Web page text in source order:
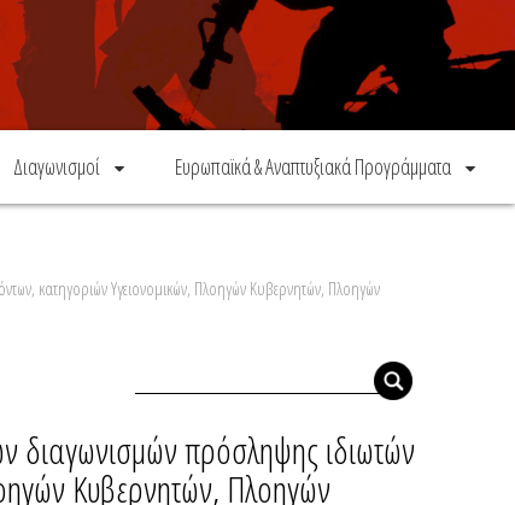
Διαγωνισμοί Ευρωπαϊκά & Αναπτυξιακά Προγράμματα
κατηγοριών Υγειονομικών, Πλοηγών Κυβερνητών, Πλοηγών
διαγωνισμών πρόσληψης ιδιωτών
Κυβερνητών, Πλοηγών